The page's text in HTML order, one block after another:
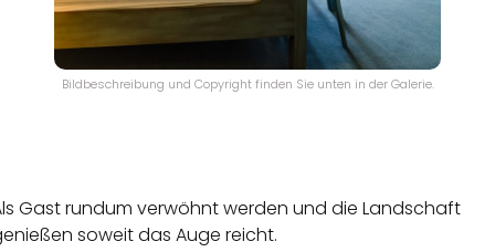
Bildbeschreibung und Copyright finden Sie unten in der Galerie.
Gast rundum verwöhnt werden und die Landschaft
soweit das Auge reicht.